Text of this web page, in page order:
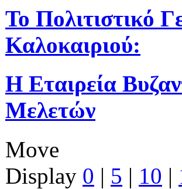
Το Πολιτιστικό
Καλοκαιριού:
Η Εταιρεία
Μελετών
Move
Display 0 | 5 | 10 |